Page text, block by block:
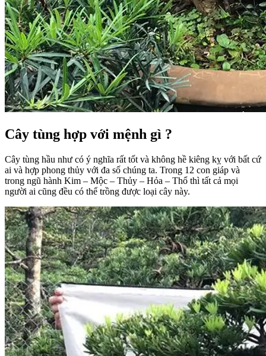
Cây tùng hợp với mệnh gì ?
Cây tùng hầu như có ý nghĩa rất tốt và không hề kiêng kỵ với bất cứ
ai và hợp phong thủy với đa số chúng ta. Trong 12 con giáp và
trong ngũ hành Kim – Mộc – Thủy – Hỏa – Thổ thì tất cả mọi
người ai cũng đều có thể trồng được loại cây này.